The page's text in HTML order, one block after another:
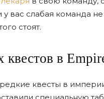
вас слабая команда не
стоят.
квестов в
квесты в